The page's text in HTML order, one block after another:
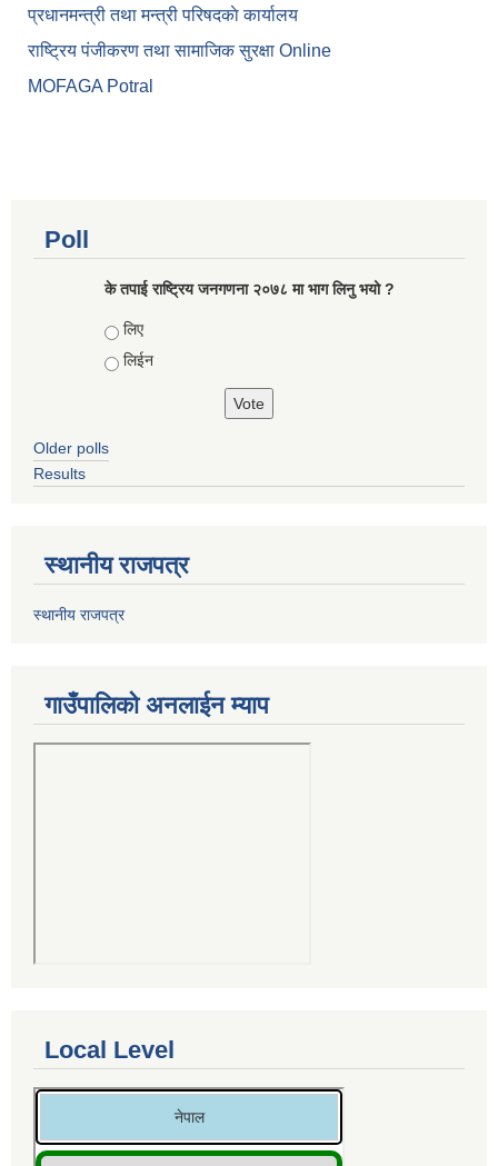
प्रधानमन्त्री तथा मन्त्री परिषदकाे कार्यालय
राष्ट्रिय पंजीकरण तथा सामाजिक सुरक्षा Online
MOFAGA Potral
Poll
के तपाई राष्ट्रिय जनगणना २०७८ मा भाग लिनु भयो ?
Choices
लिए
लिईन
Older polls
Results
स्थानीय राजपत्र
स्थानीय राजपत्र
गाउँपालिको अनलाईन म्याप
Local Level